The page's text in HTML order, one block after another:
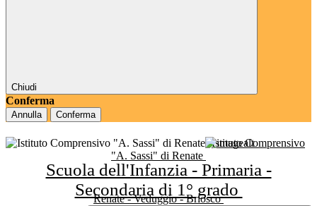
Chiudi
Conferma
Annulla Conferma
Istituto Comprensivo
"A. Sassi" di Renate
Scuola dell'Infanzia - Primaria -
Secondaria di 1° grado
Renate - Veduggio - Briosco